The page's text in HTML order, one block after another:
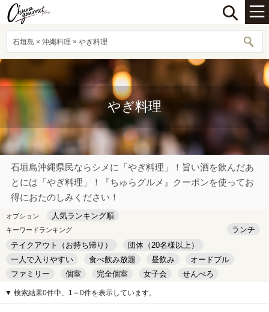
石垣島 × 沖縄料理 × やぎ料理
やぎ料理
石垣島沖縄県民ならシメに「やぎ料理」！旨い酒を飲んだあ
とには「やぎ料理」！『ちゅらグルメ』クーポンを使ってお
得におたのしみください！
オプション 人気ランキング順
キーワードランキング
ランチ
テイクアウト（お持ち帰り）
団体（20名様以上）
一人で入りやすい
食べ飲み放題 昼飲み
オードブル
ファミリー
個室 完全個室 女子会
せんべろ
キッズルーム
安い デート
▼ 検索結果0件中、1～0件を表示しています。